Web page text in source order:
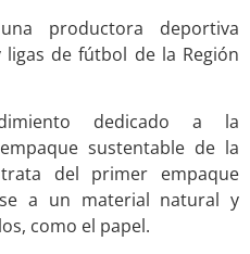
productora deportiva
de fútbol de la Región
dedicado a la
sustentable de la
del primer empaque
a un material natural y
como el papel.